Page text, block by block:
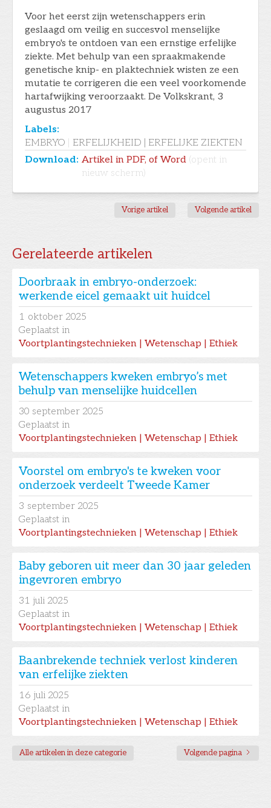
Voor het eerst zijn wetenschappers erin
geslaagd om veilig en succesvol menselijke
embryo's te ontdoen van een ernstige erfelijke
ziekte. Met behulp van een spraakmakende
genetische knip- en plaktechniek wisten ze een
mutatie te corrigeren die een veel voorkomende
hartafwijking veroorzaakt. De Volkskrant, 3
augustus 2017
Labels:
EMBRYO
ERFELIJKHEID | ERFELIJKE ZIEKTEN
Download: Artikel in PDF, of Word (opent in
nieuw scherm)
Vorige artikel Volgende artikel
Gerelateerde artikelen
Doorbraak in embryo-onderzoek:
werkende eicel gemaakt uit huidcel
1 oktober 2025
Geplaatst in
Voortplantingstechnieken | Wetenschap | Ethiek
Wetenschappers kweken embryo’s met
behulp van menselijke huidcellen
30 september 2025
Geplaatst in
Voortplantingstechnieken | Wetenschap | Ethiek
Voorstel om embryo's te kweken voor
onderzoek verdeelt Tweede Kamer
3 september 2025
Geplaatst in
Voortplantingstechnieken | Wetenschap | Ethiek
Baby geboren uit meer dan 30 jaar geleden
ingevroren embryo
31 juli 2025
Geplaatst in
Voortplantingstechnieken | Wetenschap | Ethiek
Baanbrekende techniek verlost kinderen
van erfelijke ziekten
16 juli 2025
Geplaatst in
Voortplantingstechnieken | Wetenschap | Ethiek
Alle artikelen in deze categorie Volgende pagina